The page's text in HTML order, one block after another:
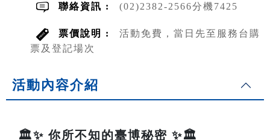
聯絡資訊 : (02)2382-2566分機7425
票價說明 :
活動免費，當日先至服務台購
票及登記場次
活動內容介紹
🏛️✨ 你所不知的臺博秘密 ✨🏛️